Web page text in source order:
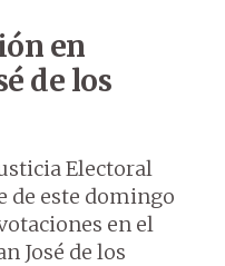
en
de los
Electoral
de este domingo
en el
José de los